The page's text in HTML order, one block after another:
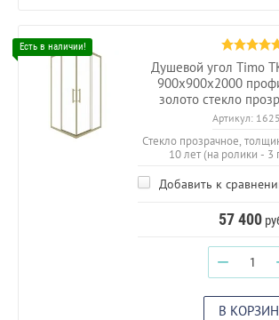
Душевой угол Timo
900х900х2000
золото стекло
Артикул:
Стекло прозрачное,
10 лет (на ролики - 3
Добавить к
57 400
−
В